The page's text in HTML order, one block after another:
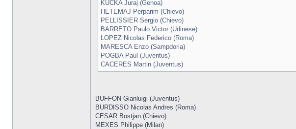
KUCKA Juraj (Genoa)
HETEMAJ Perparim (Chievo)
PELLISSIER Sergio (Chievo)
BARRETO Paulo Victor (Udinese)
LOPEZ Nicolas Federico (Roma)
MARESCA Enzo (Sampdoria)
POGBA Paul (Juventus)
CACERES Martin (Juventus)
BUFFON Gianluigi (Juventus)
BURDISSO Nicolas Andres (Roma)
CESAR Bostjan (Chievo)
MEXES Philippe (Milan)